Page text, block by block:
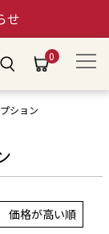
せ
0
ション
価格が高い順